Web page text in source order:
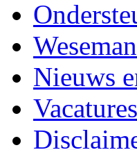
Nieuws
Vacatures